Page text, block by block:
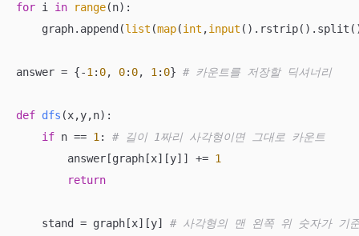
for i in range(n):
    graph.append(
list (map(int ,input
answer = {-1 : 0, 0: 0, 1 : 0} # 카운트를 저장할 딕셔너리
def dfs (x,y,n):
if n == 1 : # 길이 1짜리 사각형이면 그대로 카운트
        answer[graph[x][y]] +=
1
return
    stand = graph[x][y]
# 사각형의 맨 왼쪽 위 숫자가 기